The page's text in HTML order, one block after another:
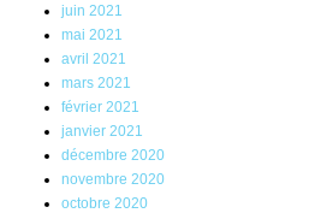
juin 2021
mai 2021
avril 2021
mars 2021
février 2021
janvier 2021
décembre 2020
novembre 2020
octobre 2020